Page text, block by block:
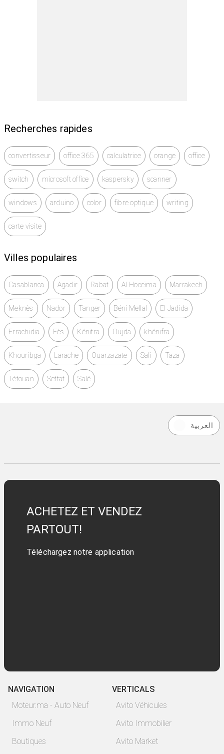
Recherches rapides
convertisseur office 365 calculatrice orange office
switch microsoft office kaspersky scanner
windows arduino color fibre optique writing
carte visite
Villes populaires
Casablanca Agadir Rabat Al Hoceïma Marrakech
Meknès Nador Tanger Béni Mellal El Jadida
Errachidia Fès Kénitra Oujda khénifra
Khouribga Larache Ouarzazate Safi Taza
Tétouan Settat Salé
العربية
ACHETEZ ET VENDEZ
PARTOUT!
Téléchargez notre application
NAVIGATION
Moteur.ma - Auto Neuf
Immo Neuf
Boutiques
VERTICALS
Avito Véhicules
Avito Immobilier
Avito Market